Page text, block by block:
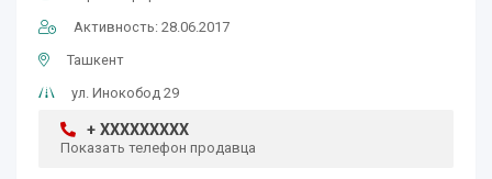
Активность: 28.06.2017
Ташкент
ул. Инокобод 29
+ XXXXXXXXX
Показать телефон продавца